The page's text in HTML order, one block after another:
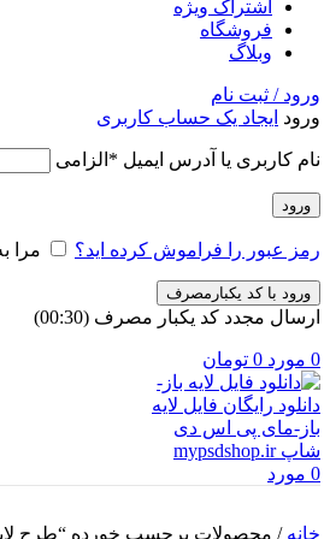
اشتراک ویژه
فروشگاه
وبلاگ
ورود / ثبت نام
ورود ایجاد یک حساب کاربری
نام کاربری یا آدرس ایمیل * الزامی
ورود
رمز عبور را فراموش کرده اید؟ مرا
ورود با کد یکبارمصرف
ارسال مجدد کد یکبار مصرف (00:
30
)
0 مورد 0 تومان
0 مورد
خانه/ محصولات برچسب خورده “طرح